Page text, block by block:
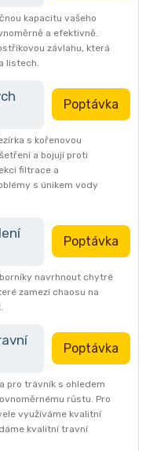
kapacitu vašeho
a efektivně.
závlahu, která
listech.
Poptávka
s kořenovou
a bojují proti
filtrace a
s únikem vody
Poptávka
navrhnout chytré
zamezí chaosu na
Poptávka
pro trávník s ohledem
růstu. Pro
využíváme kvalitní
kvalitní travní